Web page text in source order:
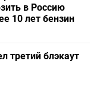
в Россию
10 лет бензин
третий блэкаут